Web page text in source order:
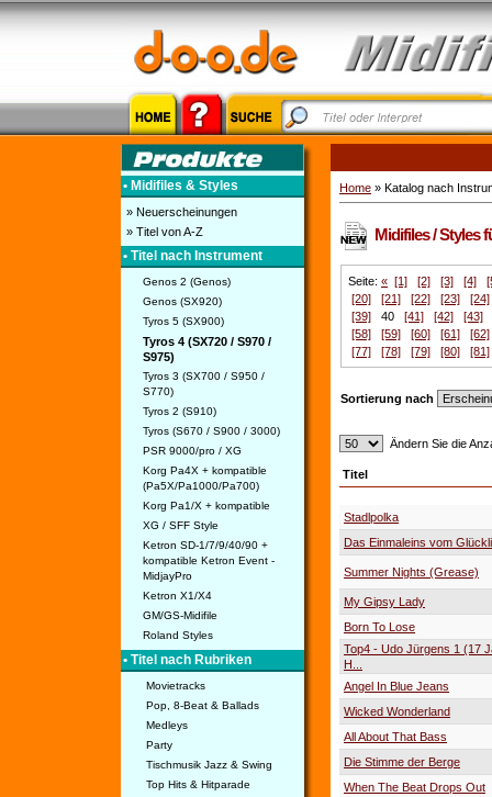
• Midifiles & Styles
» Neuerscheinungen
» Titel von A-Z
• Titel nach Instrument
Genos 2 (Genos)
Genos (SX920)
Tyros 5 (SX900)
Tyros 4 (SX720 / S970 /
S975)
Tyros 3 (SX700 / S950 /
S770)
Tyros 2 (S910)
Tyros (S670 / S900 / 3000)
PSR 9000/pro / XG
Korg Pa4X + kompatible
(Pa5X/Pa1000/Pa700)
Korg Pa1/X + kompatible
XG / SFF Style
Ketron SD-1/7/9/40/90 +
kompatible Ketron Event -
MidjayPro
Ketron X1/X4
GM/GS-Midifile
Roland Styles
• Titel nach Rubriken
Movietracks
Pop, 8-Beat & Ballads
Medleys
Party
Tischmusik Jazz & Swing
Top Hits & Hitparade
Home » Katalog nach
Midifiles / Styles
Seite: « [1] [2] [3] [4]
[20]
[21] [22] [23]
[24]
[39] 40 [41] [42]
[43]
[58]
[59] [60] [61]
[62]
[77]
[78] [79] [80] [81]
Sortierung nach
Ändern Sie die
Titel
Stadlpolka
Das Einmaleins vom
Summer Nights (Grease)
My Gipsy Lady
Born To Lose
Top4 - Udo Jürgens 1 (17
H...
Angel In Blue Jeans
Wicked Wonderland
All About That Bass
Die Stimme der Berge
When The Beat Drops Out